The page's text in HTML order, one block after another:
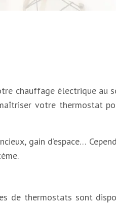
chauffage électrique au
votre thermostat
gain d’espace…
de thermostats sont